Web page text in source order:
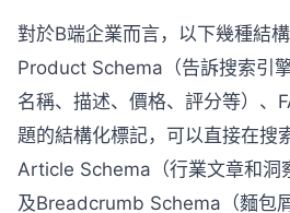
對於B端企業而言，以下幾種結構
Product Schema（告訴搜索引
名稱、描述、價格、評分等）、
題的結構化標記，可以直接在搜
Article Schema（行業文章和洞
及Breadcrumb Schema（麵包